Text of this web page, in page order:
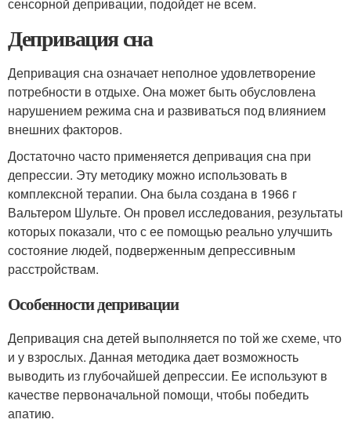
Депривация сна
Депривация сна означает неполное удовлетворение
потребности в отдыхе. Она может быть обусловлена
нарушением режима сна и развиваться под влиянием
внешних факторов.
Достаточно часто применяется депривация сна при
депрессии. Эту методику можно использовать в
комплексной терапии. Она была создана в 1966 г
Вальтером Шульте. Он провел исследования, результаты
которых показали, что с ее помощью реально улучшить
состояние людей, подверженным депрессивным
расстройствам.
Особенности депривации
Депривация сна детей выполняется по той же схеме, что
и у взрослых. Данная методика дает возможность
выводить из глубочайшей депрессии. Ее используют в
качестве первоначальной помощи, чтобы победить
апатию.